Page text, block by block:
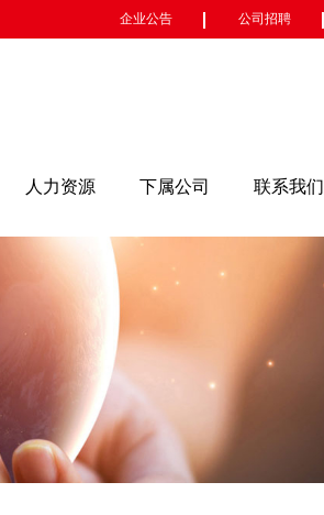
企业公告 公司招聘
人力资源 下属公司 联系我们